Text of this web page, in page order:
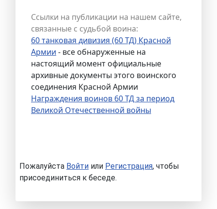
Ссылки на публикации на нашем сайте,
связанные с судьбой воина:
60 танковая дивизия (60 ТД) Красной
Армии - все обнаруженные на
настоящий момент официальные
архивные документы этого воинского
соединения Красной Армии
Награждения воинов 60 ТД за период
Великой Отечественной войны
Пожалуйста Войти или Регистрация, чтобы
присоединиться к беседе.